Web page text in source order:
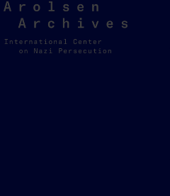
Arolsen
Archives